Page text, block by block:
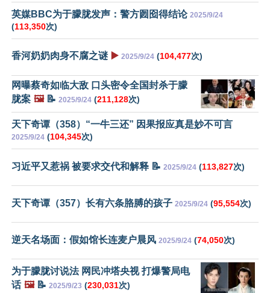
英媒BBC为于朦胧发声：警方囫囵得结论 2025/9/24
(113,350次)
香河奶奶肉身不腐之谜 ▶️ 2025/9/24 (104,477次)
网曝蔡奇如临大敌 口头密令全国封杀于朦
胧案 🖼️📝 2025/9/24 (211,128次)
天下奇谭（358）“一牛三还” 因果报应真是妙不可言
2025/9/24 (104,345次)
习近平又惹祸 被要求交代和解释 📝 2025/9/24 (113,827次)
天下奇谭（357）长有六条胳膊的孩子 2025/9/24 (95,554次)
逆天名场面：假如馆长连麦户晨风 2025/9/24 (74,050次)
为于朦胧讨说法 网民冲塔央视 打爆警局电
话 🖼️📝 2025/9/23 (230,031次)